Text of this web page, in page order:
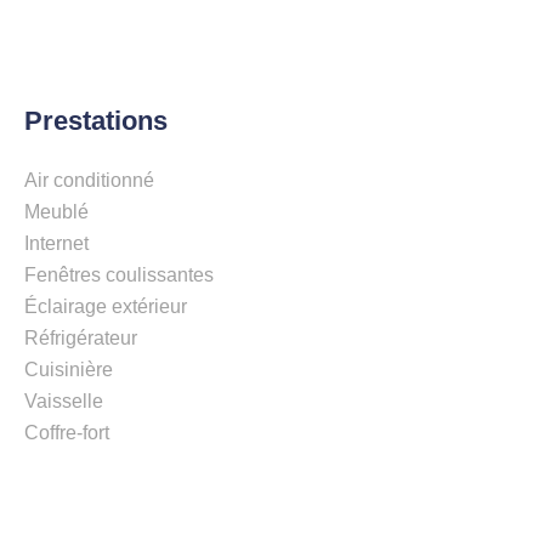
Prestations
Air conditionné
Meublé
Internet
Fenêtres coulissantes
Éclairage extérieur
Réfrigérateur
Cuisinière
Vaisselle
Coffre-fort